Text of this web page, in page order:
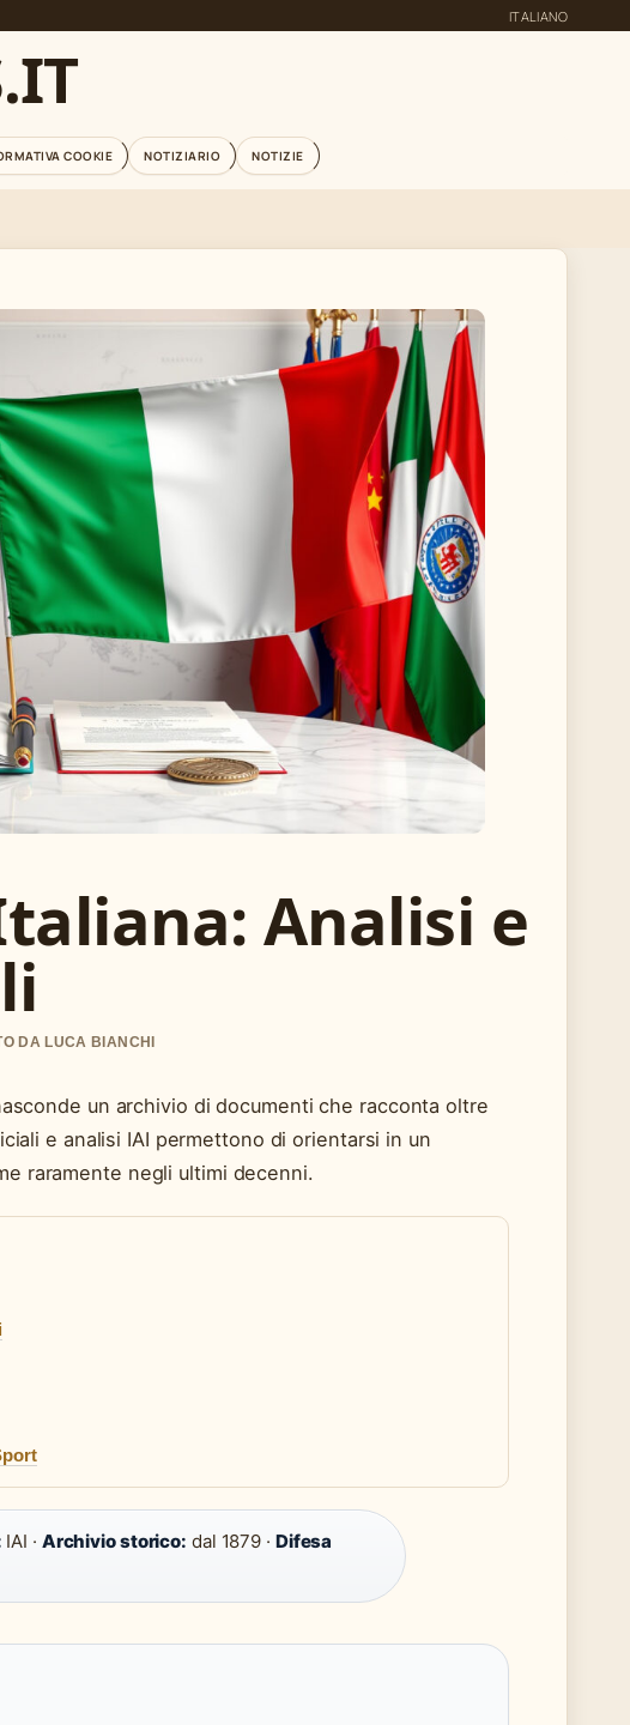
ITALIANO
COOKIE NOTIZIARIO NOTIZIE
Analisi e
DA LUCA BIANCHI
un archivio di documenti che racconta oltre
e analisi IAI permettono di orientarsi in un
raramente negli ultimi decenni.
IAI · Archivio storico: dal 1879 · Difesa